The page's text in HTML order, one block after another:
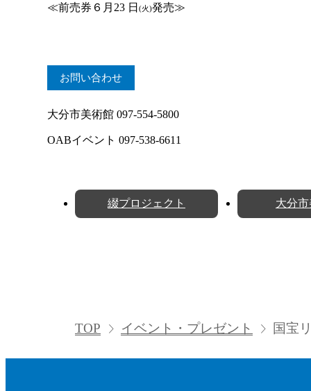
≪前売券６月23 日 (火)発売≫
お問い合わせ
大分市美術館 097-554-5800
OABイベント 097-538-6611
綴プロジェクト 大分
TOP イベント・プレゼント 国宝